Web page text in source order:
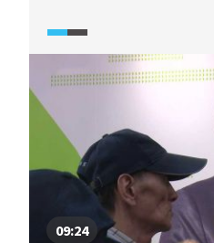
odpovědět a polemizují i o
jako např. jakými
revoluce nebo zda v roce
09:24